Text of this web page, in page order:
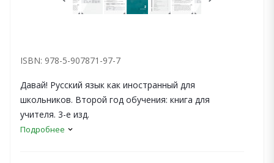
ISBN: 978-5-907871-97-7
Давай! Русский язык как иностранный для
школьников. Второй год обучения: книга для
учителя. 3-е изд.
Подробнее